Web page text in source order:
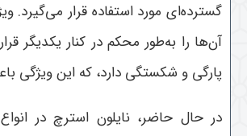
گسترده‌ای مورد استفاده قرار می‌گیرد.
آن‌ها را به‌طور محکم در کنار یکدیگر
پارگی و شکستگی دارد، که این ویژگی
در حال حاضر، نایلون استرچ در